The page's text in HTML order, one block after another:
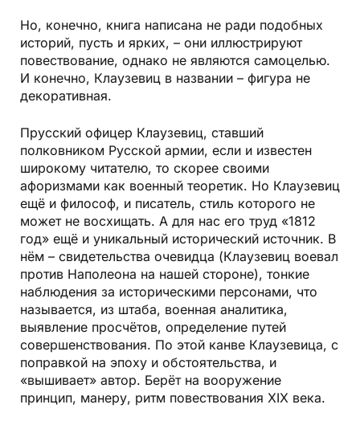
Но, конечно, книга написана не ради подобных
историй, пусть и ярких, – они иллюстрируют
повествование, однако не являются самоцелью.
И конечно, Клаузевиц в названии – фигура не
декоративная.
Прусский офицер Клаузевиц, ставший
полковником Русской армии, если и известен
широкому читателю, то скорее своими
афоризмами как военный теоретик. Но Клаузевиц
ещё и философ, и писатель, стиль которого не
может не восхищать. А для нас его труд «1812
год» ещё и уникальный исторический источник. В
нём – свидетельства очевидца (Клаузевиц воевал
против Наполеона на нашей стороне), тонкие
наблюдения за историческими персонами, что
называется, из штаба, военная аналитика,
выявление просчётов, определение путей
совершенствования. По этой канве Клаузевица, с
поправкой на эпоху и обстоятельства, и
«вышивает» автор. Берёт на вооружение
принцип, манеру, ритм повествования XIX века.